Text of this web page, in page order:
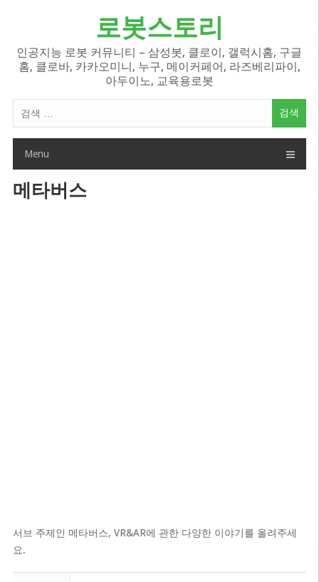
로봇스토리
인공지능 로봇 커뮤니티 – 삼성봇, 클로이, 갤럭시홈, 구글
홈, 클로바, 카카오미니, 누구, 메이커페어, 라즈베리파이,
아두이노, 교육용로봇
색
Menu
메타버스
서브 주제인 메타버스, VR&AR에 관한 다양한 이야기를 올려주세
요.